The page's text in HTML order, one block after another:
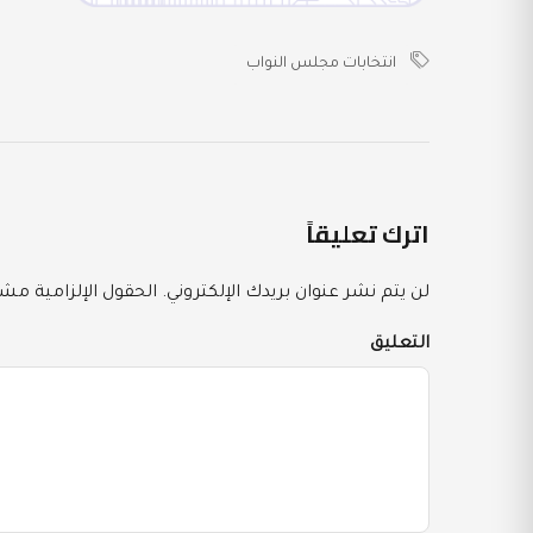
انتخابات مجلس النواب
اترك تعليقاً
لن يتم نشر عنوان بريدك الإلكتروني. الحقول الإلزامية
التعليق